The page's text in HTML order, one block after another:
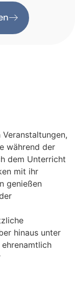
während der
dem Unterricht
mit ihr
genießen
hinaus unter